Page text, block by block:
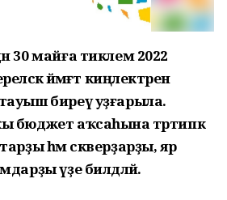
30 майға тиклем 2022
йәмәғәт киңлектәрен
биреү уҙғарыла.
бюджет аҡсаһына тәртипкә
һәм скверҙарҙы, яр
үҙе билдәләй.